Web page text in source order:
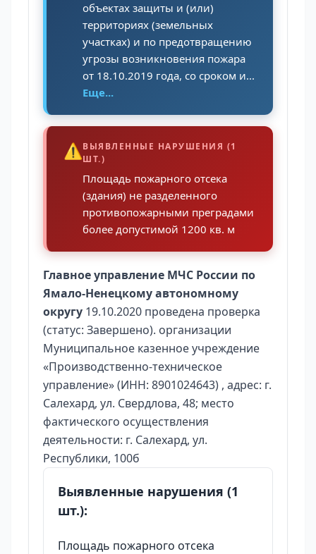
объектах защиты и (или)
территориях (земельных
участках) и по предотвращению
угрозы возникновения пожара
от 18.10.2019 года, со сроком и...
Еще...
⚠️ВЫЯВЛЕННЫЕ НАРУШЕНИЯ (1
ШТ.)
Площадь пожарного отсека
(здания) не разделенного
противопожарными преградами
более допустимой 1200 кв. м
Главное управление МЧС России по
Ямало-Ненецкому автономному
округу 19.10.2020 проведена проверка
(статус: Завершено). организации
Муниципальное казенное учреждение
«Производственно-техническое
управление» (ИНН: 8901024643) , адрес: г.
Салехард, ул. Свердлова, 48; место
фактического осуществления
деятельности: г. Салехард, ул.
Республики, 100б
Выявленные нарушения (1
шт.):
Площадь пожарного отсека